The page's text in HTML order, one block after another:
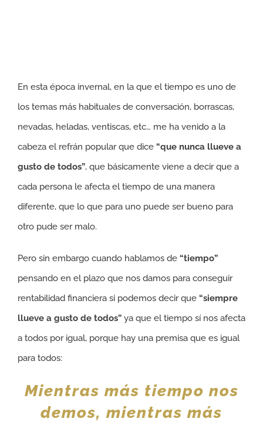
En esta época invernal, en la que el tiempo es uno de
los temas más habituales de conversación, borrascas,
nevadas, heladas, ventiscas, etc… me ha venido a la
cabeza el refrán popular que dice “que nunca llueve a
gusto de todos”, que básicamente viene a decir que a
cada persona le afecta el tiempo de una manera
diferente, que lo que para uno puede ser bueno para
otro pude ser malo.
Pero sin embargo cuando hablamos de “tiempo”
pensando en el plazo que nos damos para conseguir
rentabilidad financiera si podemos decir que “siempre
llueve a gusto de todos” ya que el tiempo sí nos afecta
a todos por igual, porque hay una premisa que es igual
para todos:
Mientras más tiempo nos
demos, mientras más